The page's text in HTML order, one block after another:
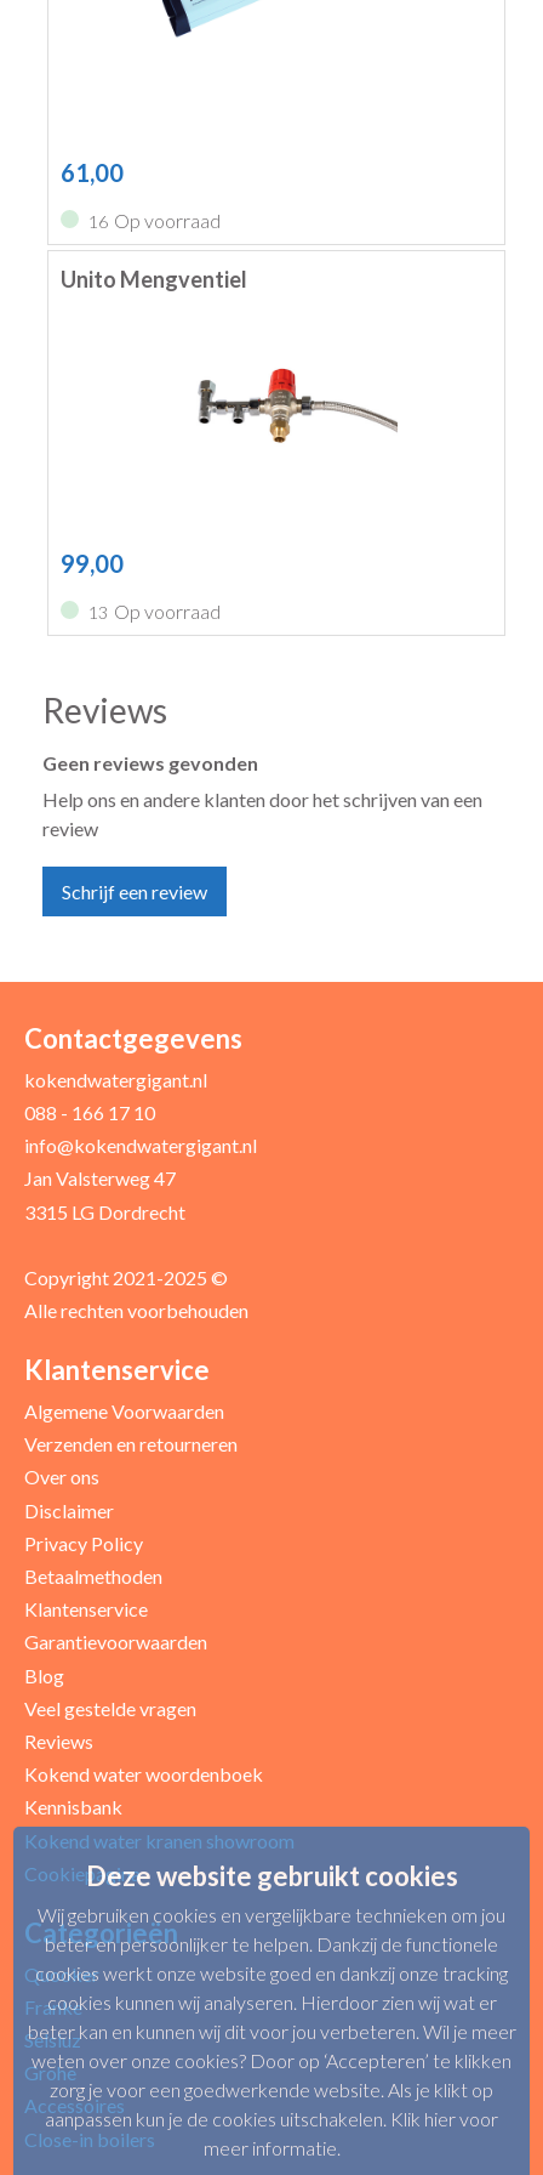
61,00
16 Op voorraad
Unito Mengventiel
99,00
13 Op voorraad
Reviews
Geen reviews gevonden
Help ons en andere klanten door het schrijven van een
review
Schrijf een review
Uw naam *
Uw recensie *
Uw beoordeling
Contactgegevens
kokendwatergigant.nl
088 - 166 17 10
info@kokendwatergigant.nl
Jan Valsterweg 47
3315 LG Dordrecht
Copyright 2021-2025 ©
Alle rechten voorbehouden
Klantenservice
Algemene Voorwaarden
Verzenden en retourneren
Over ons
Disclaimer
Privacy Policy
Betaalmethoden
Klantenservice
Garantievoorwaarden
Blog
Veel gestelde vragen
Reviews
Kokend water woordenboek
Kennisbank
Kokend water kranen showroom
Cookiepagina
Categorieën
Quooker
Franke
Selsiuz
Grohe
Accessoires
Close-in boilers
Deze website gebruikt cookies
Wij gebruiken cookies en vergelijkbare technieken om jou
beter en persoonlijker te helpen. Dankzij de functionele
cookies werkt onze website goed en dankzij onze tracking
cookies kunnen wij analyseren. Hierdoor zien wij wat er
beter kan en kunnen wij dit voor jou verbeteren. Wil je meer
weten over onze cookies? Door op ‘Accepteren’ te klikken
zorg je voor een goedwerkende website. Als je klikt op
aanpassen kun je de cookies uitschakelen. Klik hier voor
meer informatie.